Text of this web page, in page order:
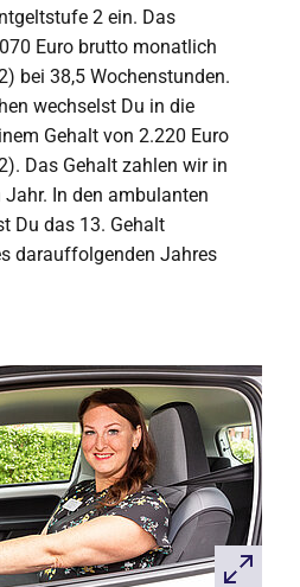
2 ein. Das
Euro brutto monatlich
bei 38,5 Wochenstunden.
wechselst Du in die
Gehalt von 2.220 Euro
Das Gehalt zahlen wir in
In den ambulanten
Du das 13. Gehalt
darauffolgenden Jahres